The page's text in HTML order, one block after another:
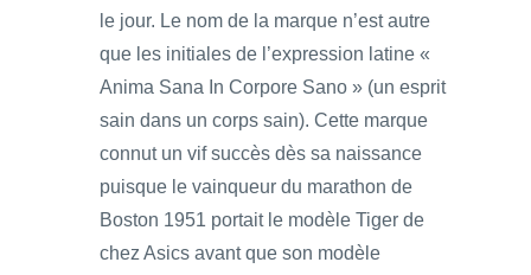
le jour. Le nom de la marque n’est autre
que les initiales de l’expression latine «
Anima Sana In Corpore Sano » (un esprit
sain dans un corps sain). Cette marque
connut un vif succès dès sa naissance
puisque le vainqueur du marathon de
Boston 1951 portait le modèle Tiger de
chez Asics avant que son modèle